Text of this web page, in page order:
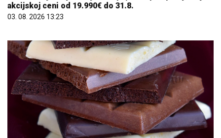
akcijskoj ceni od 19.990€ do 31.8.
03. 08. 2026 13:23